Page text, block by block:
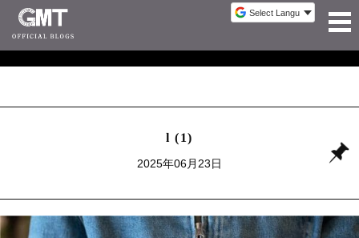
l (1)
2025年06月23日